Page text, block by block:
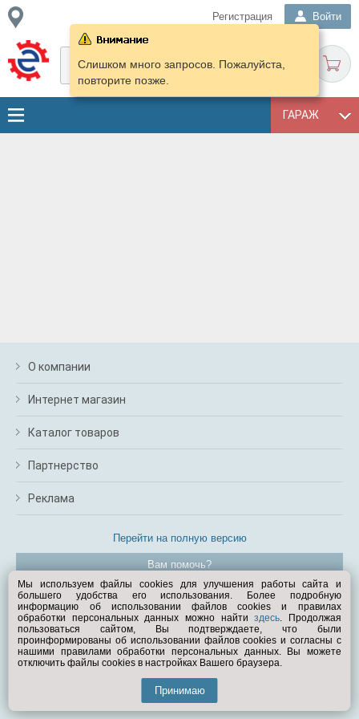
Регистрация Войти
ГАРАЖ
Слишком много запросов. Пожалуйста,
повторите позже.
О компании
Интернет магазин
Каталог товаров
Партнерство
Реклама
Перейти на полную версию
Вам помочь?
© Exist.ru 1998—2026
Мы используем файлы cookies для улучшения работы сайта и
большего удобства его использования. Более подробную
информацию об использовании файлов cookies и правилах
обработки персональных данных можно найтиздесь. Продолжая
пользоваться сайтом, Вы подтверждаете, что были
проинформированы об использовании файлов cookies и согласны с
нашими правилами обработки персональных данных. Вы можете
отключить файлы cookies в настройках Вашего браузера.
Принимаю